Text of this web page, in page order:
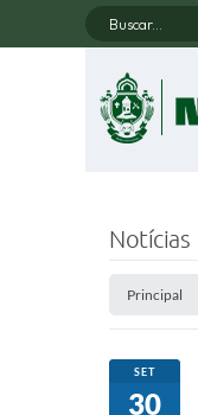
Buscar...
Notícias
Principal
SET
30